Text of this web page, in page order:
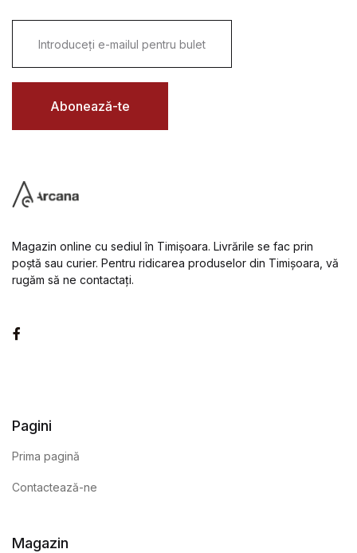
i
l
Abonează-te
Magazin online cu sediul în Timișoara. Livrările se fac prin
poștă sau curier. Pentru ridicarea produselor din Timișoara, vă
rugăm să ne contactați.
Pagini
Prima pagină
Contactează-ne
Magazin